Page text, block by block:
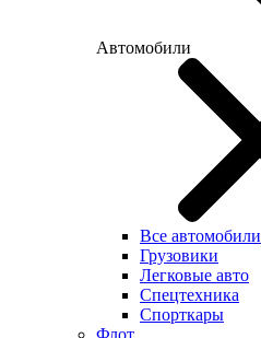
Автомобили
Все автомобили
Грузовики
Легковые авто
Спецтехника
Спорткары
Флот